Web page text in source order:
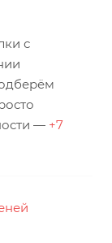
с
— +7